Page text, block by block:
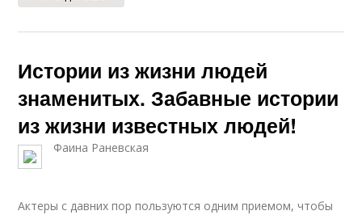
Истории из жизни людей
знаменитых. Забавные истории
из жизни известных людей!
Фаина Раневская
Актеры с давних пор пользуются одним приемом, чтобы